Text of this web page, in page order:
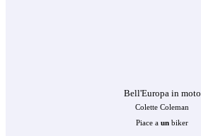
Bell'Europa in moto
Colette Coleman
Piace a un biker